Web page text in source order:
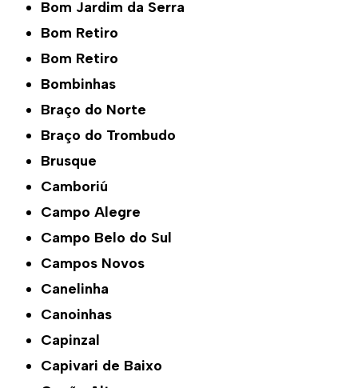
Bom Jardim da Serra
Bom Retiro
Bom Retiro
Bombinhas
Braço do Norte
Braço do Trombudo
Brusque
Camboriú
Campo Alegre
Campo Belo do Sul
Campos Novos
Canelinha
Canoinhas
Capinzal
Capivari de Baixo